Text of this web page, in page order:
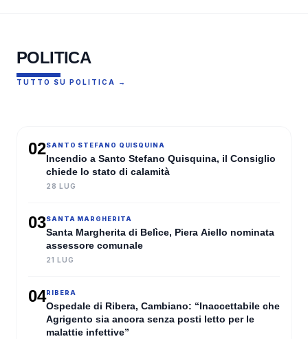
POLITICA
TUTTO SU POLITICA →
15%, La Rocca Ruvolo: “Non il
massimo, ma è già qualcosa”
02SANTO STEFANO QUISQUINA
Incendio a Santo Stefano Quisquina, il Consiglio
chiede lo stato di calamità
28 LUG
03SANTA MARGHERITA
Santa Margherita di Belìce, Piera Aiello nominata
assessore comunale
21 LUG
04RIBERA
Ospedale di Ribera, Cambiano: “Inaccettabile che
Agrigento sia ancora senza posti letto per le
malattie infettive”